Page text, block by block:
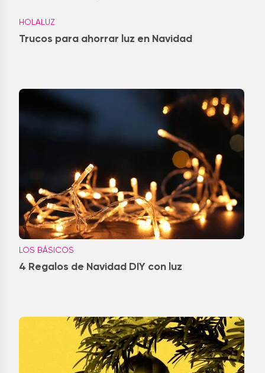
HOLALUZ
Trucos para ahorrar luz en Navidad
LOS BÁSICOS
4 Regalos de Navidad DIY con luz